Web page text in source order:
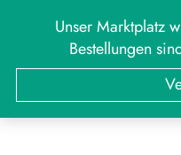
Unser Marktplatz
Bestellungen
Suchen